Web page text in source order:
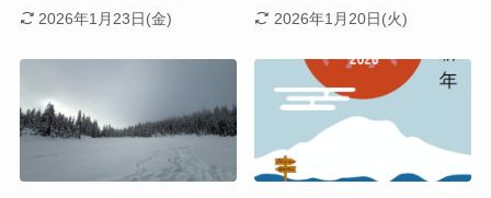
2026年1月23日(金) 2026年1月20日(火)